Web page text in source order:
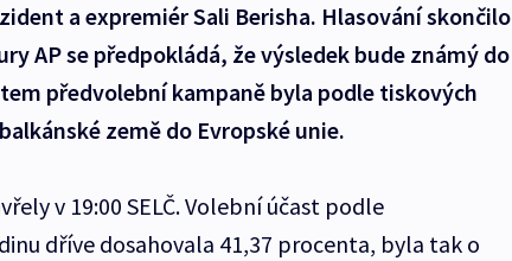
a expremiér Sali Berisha. Hlasování skončilo
AP se předpokládá, že výsledek bude známý do
předvolební kampaně byla podle tiskových
země do Evropské unie.
v 19:00 SELČ. Volební účast podle
dříve dosahovala 41,37 procenta, byla tak o